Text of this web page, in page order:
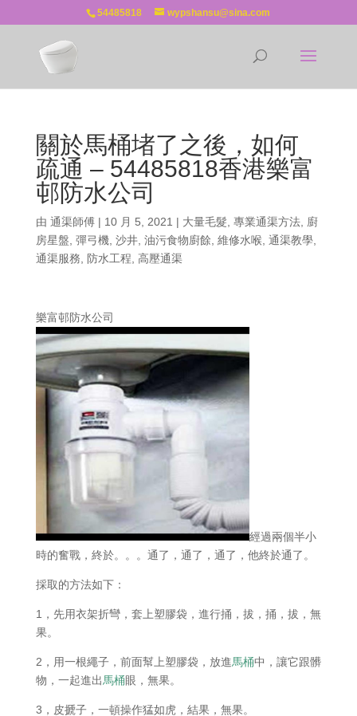
54485818 wypshansu@sina.com
關於馬桶堵了之後，如何
疏通 – 54485818香港樂富
邨防水公司
由 通渠師傅| 10 月 5, 2021 | 大量毛髮 專業通渠方法, 廚
房星盤 彈弓機 沙井, 油污食物廚餘, 維修水喉, 通渠教學,
通渠服務
防水工程 高壓通渠
樂富邨防水公司
經過兩個半小
時的奮戰，終於。。。通了，通了，通了，他終於通了。
採取的方法如下：
1，先用衣架折彎，套上塑膠袋，進行捅，拔，捅，拔，無
果。
2，用一根繩子，前面幫上塑膠袋，放進馬桶中，讓它跟髒
物，一起進出馬桶眼，無果。
3，皮搋子，一頓操作猛如虎，結果，無果。